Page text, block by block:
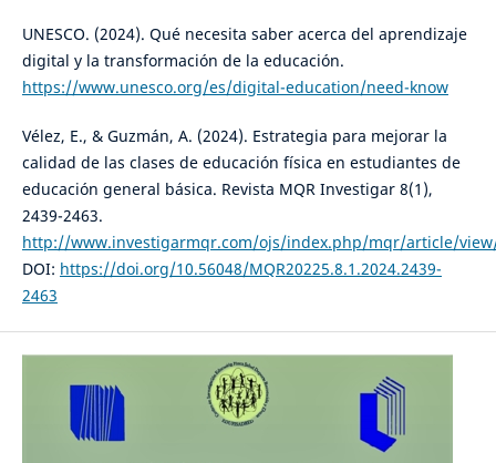
UNESCO. (2024). Qué necesita saber acerca del aprendizaje
digital y la transformación de la educación.
https://www.unesco.org/es/digital-education/need-know
Vélez, E., & Guzmán, A. (2024). Estrategia para mejorar la
calidad de las clases de educación física en estudiantes de
educación general básica. Revista MQR Investigar 8(1),
2439-2463.
http://www.investigarmqr.com/ojs/index.php/mqr/article/
DOI: https://doi.org/10.56048/MQR20225.8.1.2024.2439-
2463